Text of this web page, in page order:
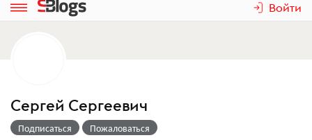
Войти
Сергей Сергеевич
Подписаться Пожаловаться